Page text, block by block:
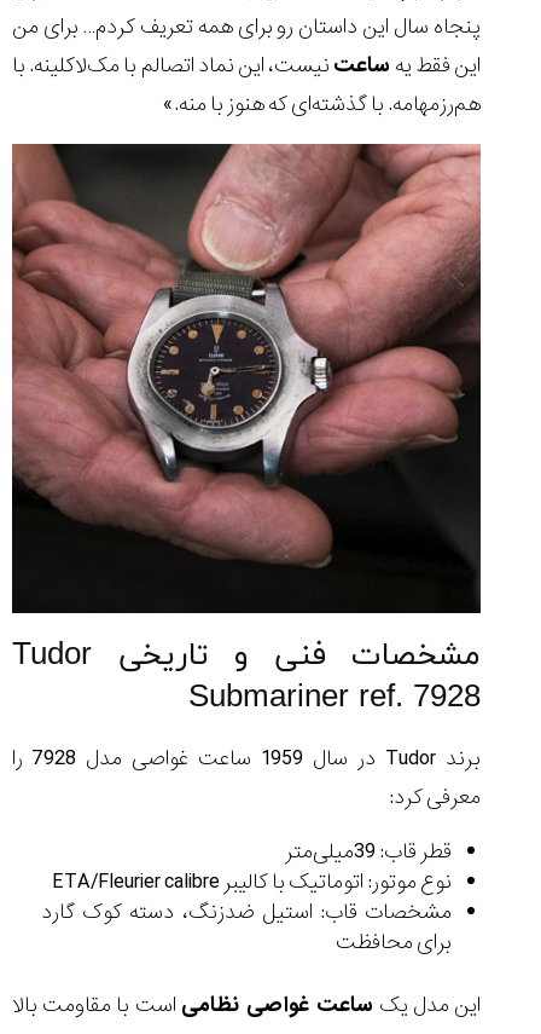
پنجاه سال این داستان رو برای همه تعریف کردم… برای من
این فقط یه ساعتنیست، این نماد اتصالم با مک‌لاکلینه. با
هم‌رزمهامه. با گذشته‌ای که هنوز با منه.»
مشخصات فنی و تاریخی Tudor
Submariner ref. 7928
برند Tudor در سال 1959 ساعت غواصی مدل 7928 را
معرفی کرد:
قطر قاب: 39میلی‌متر
نوع موتور: اتوماتیک با کالیبر ETA/Fleurier calibre
مشخصات قاب: استیل ضدزنگ، دسته کوک گارد
برای محافظت
این مدل یک ساعت غواصی نظامی است با مقاومت بالا